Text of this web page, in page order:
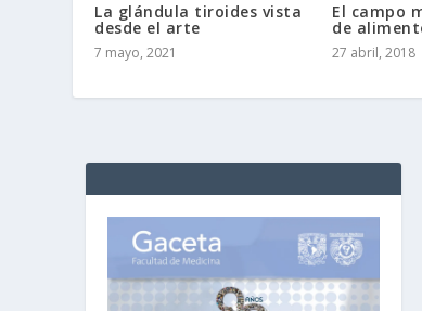
La glándula tiroides vista
desde el arte
7 mayo, 2021
El campo
de
27 abril, 2018